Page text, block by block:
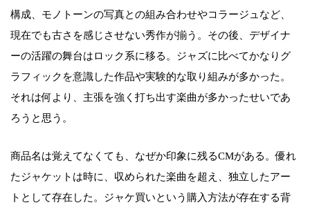
構成、モノトーンの写真との組み合わせやコラージュなど、
現在でも古さを感じさせない秀作が揃う。その後、デザイナ
ーの活躍の舞台はロック系に移る。ジャズに比べてかなりグ
ラフィックを意識した作品や実験的な取り組みが多かった。
それは何より、主張を強く打ち出す楽曲が多かったせいであ
ろうと思う。
商品名は覚えてなくても、なぜか印象に残るCMがある。優れ
たジャケットは時に、収められた楽曲を超え、独立したアー
トとして存在した。ジャケ買いという購入方法が存在する背